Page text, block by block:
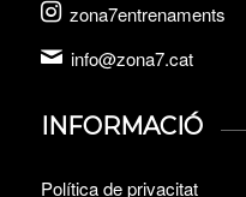
zona7entrenaments
info@zona7.cat
INFORMACIÓ
Política de privacitat